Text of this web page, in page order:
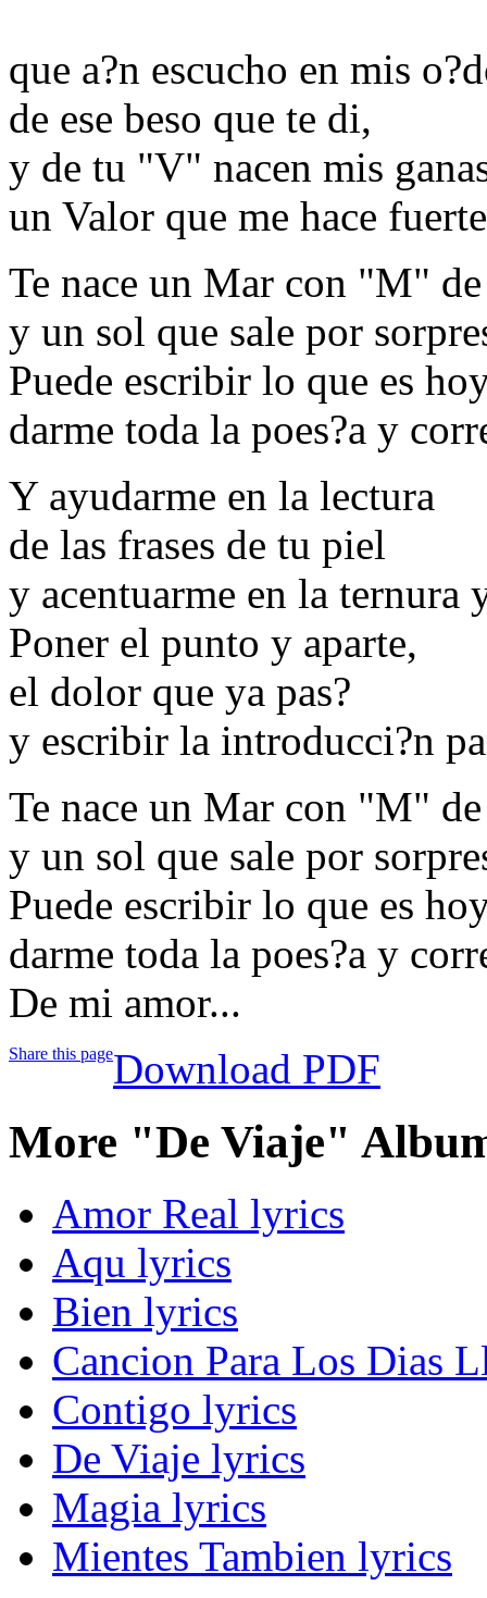
que a?n escucho en mis
de ese beso que te di,
y de tu "V" nacen mis
un Valor que me hace
Te nace un Mar con "M"
y un sol que sale por
Puede escribir lo que es
darme toda la poes?a y
Y ayudarme en la lectura
de las frases de tu piel
y acentuarme en la ternura
Poner el punto y aparte,
el dolor que ya pas?
y escribir la introducci?n
Te nace un Mar con "M"
y un sol que sale por
Puede escribir lo que es
darme toda la poes?a y
De mi amor...
Share this pageDownload PDF
More "De Viaje"
Amor Real lyrics
Aqu lyrics
Bien lyrics
Cancion Para Los Dias
Contigo lyrics
De Viaje lyrics
Magia lyrics
Mientes Tambien lyrics